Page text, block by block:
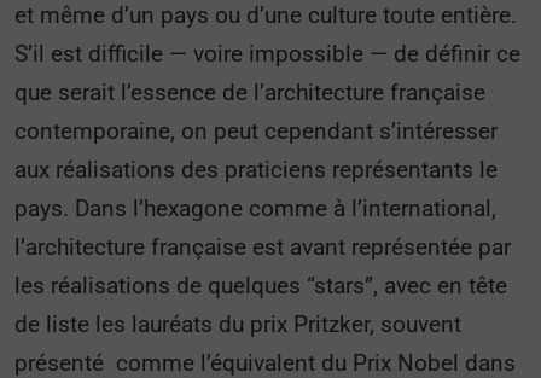
et même d’un pays ou d’une culture toute entière.
S’il est difficile — voire impossible — de définir ce
que serait l’essence de l’architecture française
contemporaine, on peut cependant s’intéresser
aux réalisations des praticiens représentants le
pays. Dans l’hexagone comme à l’international,
l’architecture française est avant représentée par
les réalisations de quelques “stars”, avec en tête
de liste les lauréats du prix Pritzker, souvent
présenté comme l’équivalent du Prix Nobel dans